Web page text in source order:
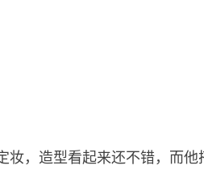
妆，造型看起来还不错，而